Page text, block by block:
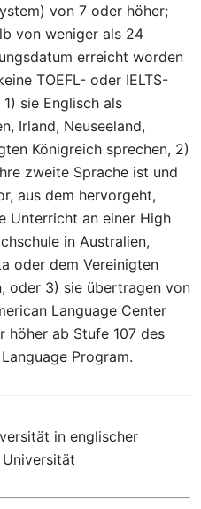
von 7 oder höher;
von weniger als 24
erreicht worden
TOEFL- oder IELTS-
sie Englisch als
Irland, Neuseeland,
Königreich sprechen, 2)
zweite Sprache ist und
aus dem hervorgeht,
Unterricht an einer High
in Australien,
oder dem Vereinigten
oder 3) sie übertragen von
Language Center
höher ab Stufe 107 des
Program.
in englischer